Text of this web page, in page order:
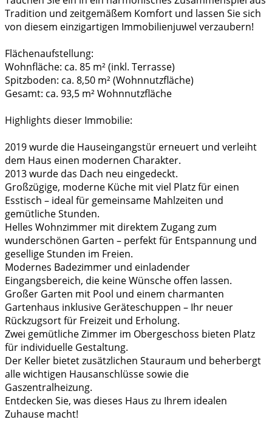
Tradition und zeitgemäßem Komfort und lassen Sie sich
von diesem einzigartigen Immobilienjuwel verzaubern!
Flächenaufstellung:
Wohnfläche: ca. 85 m² (inkl. Terrasse)
Spitzboden: ca. 8,50 m² (Wohnnutzfläche)
Gesamt: ca. 93,5 m² Wohnnutzfläche
Highlights dieser Immobilie:
2019 wurde die Hauseingangstür erneuert und verleiht
dem Haus einen modernen Charakter.
2013 wurde das Dach neu eingedeckt.
Großzügige, moderne Küche mit viel Platz für einen
Esstisch – ideal für gemeinsame Mahlzeiten und
gemütliche Stunden.
Helles Wohnzimmer mit direktem Zugang zum
wunderschönen Garten – perfekt für Entspannung und
gesellige Stunden im Freien.
Modernes Badezimmer und einladender
Eingangsbereich, die keine Wünsche offen lassen.
Großer Garten mit Pool und einem charmanten
Gartenhaus inklusive Geräteschuppen – Ihr neuer
Rückzugsort für Freizeit und Erholung.
Zwei gemütliche Zimmer im Obergeschoss bieten Platz
für individuelle Gestaltung.
Der Keller bietet zusätzlichen Stauraum und beherbergt
alle wichtigen Hausanschlüsse sowie die
Gaszentralheizung.
Entdecken Sie, was dieses Haus zu Ihrem idealen
Zuhause macht!